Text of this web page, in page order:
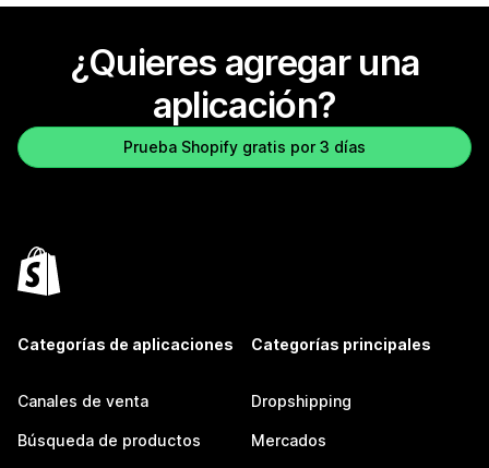
¿Quieres agregar una
aplicación?
Prueba Shopify gratis por 3 días
Categorías de aplicaciones
Canales de venta
Búsqueda de productos
Categorías principales
Dropshipping
Mercados